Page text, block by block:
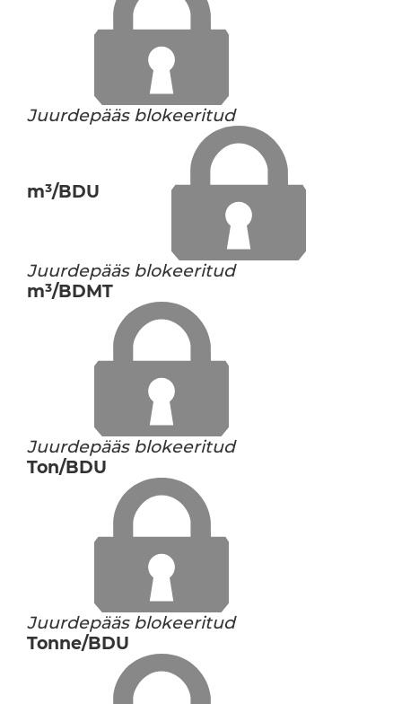
Juurdepääs blokeeritud
m³/BDU
Juurdepääs blokeeritud
m³/BDMT
Juurdepääs blokeeritud
Ton/BDU
Juurdepääs blokeeritud
Tonne/BDU